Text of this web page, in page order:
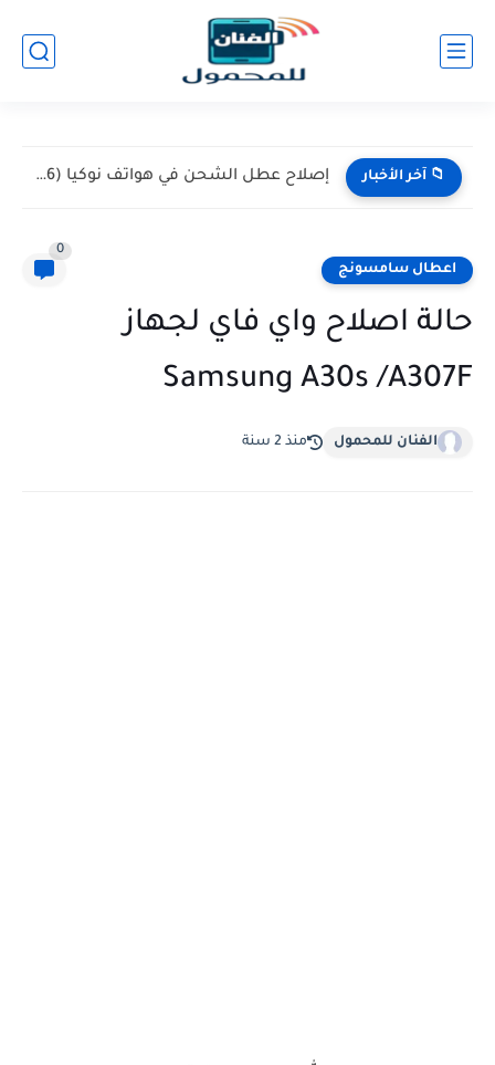
📁 آخر الأخبار إصلاح عطل الشحن في هواتف نوكيا (Nokia 105 / 106)...
اعطال سامسونج
0
حالة اصلاح واي فاي لجهاز
Samsung A30s /A307F
الفنان للمحمول منذ 2 سنة